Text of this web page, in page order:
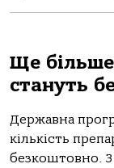
Ще більше
стануть
Державна
кількість
безкоштовно.